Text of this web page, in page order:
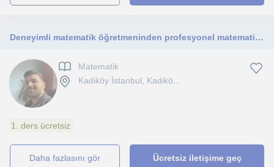
Deneyimli matematik öğretmeninden profesyonel matematik eğitimi
Matematik
Kadiköy İstanbul, Kadikö...
1. ders ücretsiz
daha fazlasını gör Ücretsiz iletişime geç